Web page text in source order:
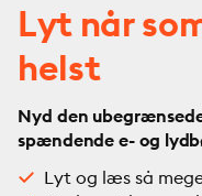
Lyt når
helst
Nyd den
spændende e- og
Lyt og læs så